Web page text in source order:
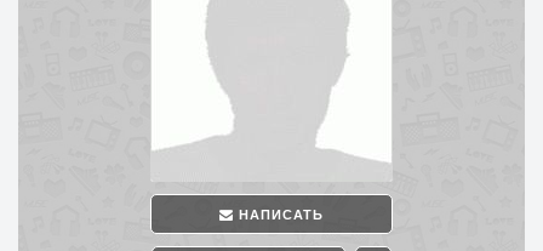
НАПИСАТЬ